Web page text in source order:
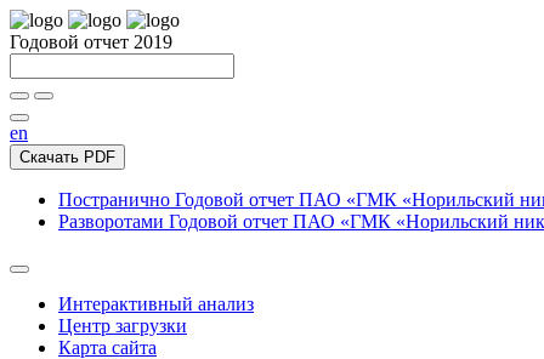
Годовой отчет 2019
en
Скачать PDF
Постранично Годовой отчет ПАО «ГМК «Норильский
Разворотами Годовой отчет ПАО «ГМК «Норильский
Интерактивный анализ
Центр загрузки
Карта сайта